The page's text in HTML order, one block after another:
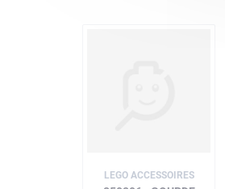
LEGO ACCESSOIRES